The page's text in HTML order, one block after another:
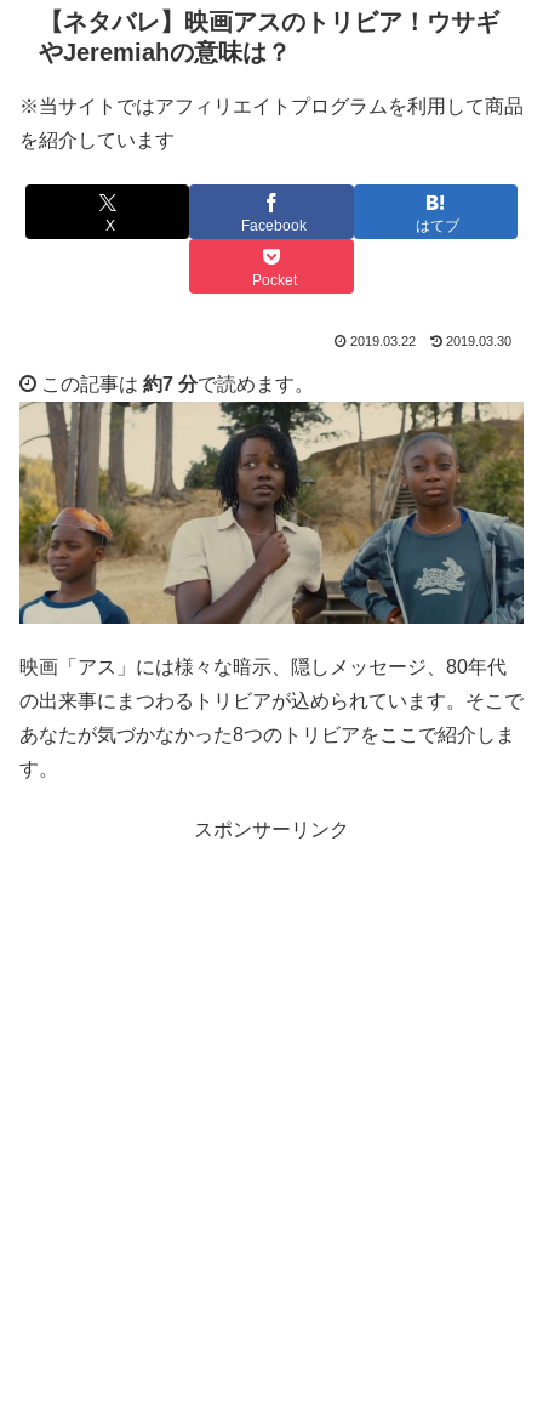
【ネタバレ】映画アスのトリビア！ウサギ
やJeremiahの意味は？
※当サイトではアフィリエイトプログラムを利用して商品
を紹介しています
X Facebook はてブ
Pocket
2019.03.22 2019.03.30
この記事は 約7 分で読めます。
映画「アス」には様々な暗示、隠しメッセージ、80年代
の出来事にまつわるトリビアが込められています。そこで
あなたが気づかなかった8つのトリビアをここで紹介しま
す。
スポンサーリンク